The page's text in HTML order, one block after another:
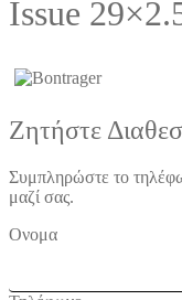
Issue
Ζητήστε
Συμπληρώστε το
μαζί σας.
Ονομα